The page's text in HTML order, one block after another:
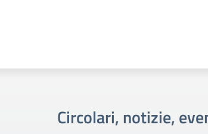
Circolari, notizie,